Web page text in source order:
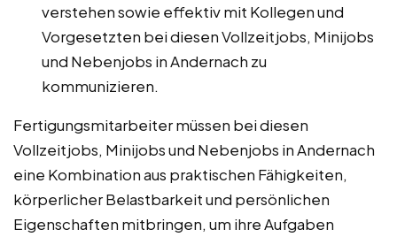
verstehen sowie effektiv mit Kollegen und
Vorgesetzten bei diesen Vollzeitjobs, Minijobs
und Nebenjobs in Andernach zu
kommunizieren.
Fertigungsmitarbeiter müssen bei diesen
Vollzeitjobs, Minijobs und Nebenjobs in Andernach
eine Kombination aus praktischen Fähigkeiten,
körperlicher Belastbarkeit und persönlichen
Eigenschaften mitbringen, um ihre Aufgaben